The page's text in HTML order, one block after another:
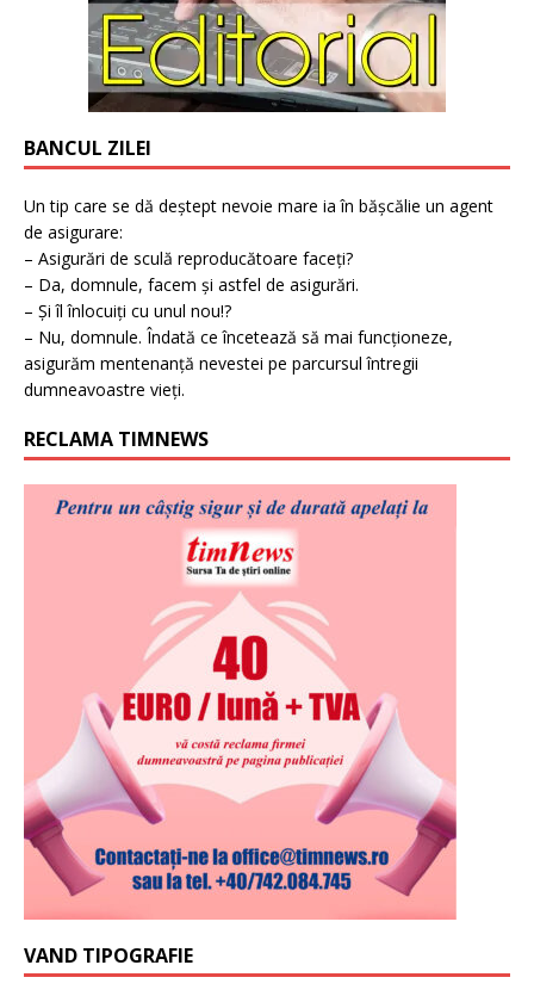
BANCUL ZILEI
Un tip care se dă deștept nevoie mare ia în bășcălie un agent
de asigurare:
– Asigurări de sculă reproducătoare faceți?
– Da, domnule, facem și astfel de asigurări.
– Și îl înlocuiți cu unul nou!?
– Nu, domnule. Îndată ce încetează să mai funcționeze,
asigurăm mentenanță nevestei pe parcursul întregii
dumneavoastre vieți.
RECLAMA TIMNEWS
VAND TIPOGRAFIE